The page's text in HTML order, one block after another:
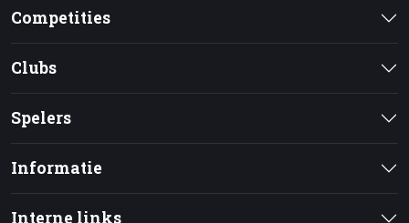
Competities
Clubs
Spelers
Informatie
Interne links